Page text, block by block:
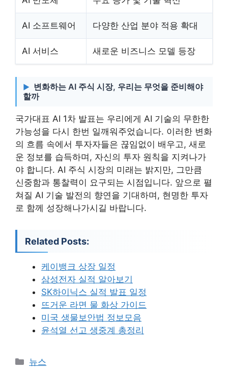
AI 소프트웨어 다양한 산업 분야 적용 확대
AI 서비스 새로운 비즈니스 모델 등장
변화하는 AI 주식 시장, 우리는 무엇을 준비해야
할까
국가대표 AI 1차 발표는 우리에게 AI 기술의 무한한
가능성을 다시 한번 일깨워주었습니다. 이러한 변화
의 흐름 속에서 투자자들은 끊임없이 배우고, 새로
운 정보를 습득하며, 자신의 투자 원칙을 지켜나가
야 합니다. AI 주식 시장의 미래는 밝지만, 그만큼
신중함과 통찰력이 요구되는 시점입니다. 앞으로 펼
쳐질 AI 기술 발전의 향연을 기대하며, 현명한 투자
로 함께 성장해나가시길 바랍니다.
Related Posts:
케이뱅크 상장 일정
삼성전자 실적 알아보기
SK하이닉스 실적 발표 일정
뜨거운 라면 물 화상 가이드
미국 생물보안법 정보모음
윤석열 선고 생중계 총정리
카
뉴스